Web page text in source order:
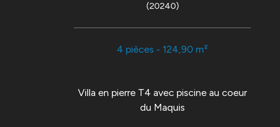
(20240)
4 pièces - 124,90 m²
Villa en pierre T4 avec piscine au coeur
du Maquis